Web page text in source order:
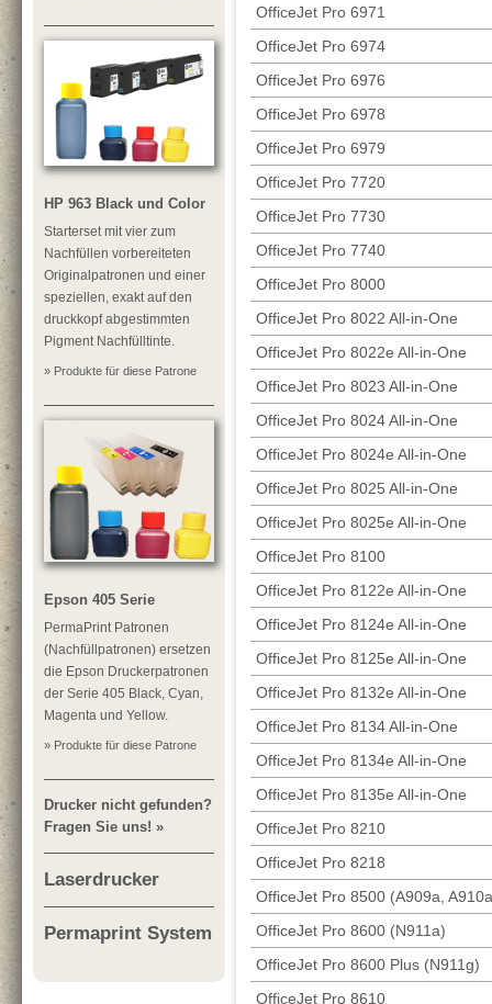
HP 963 Black und Color
Starterset mit vier zum
Nachfüllen vorbereiteten
Originalpatronen und einer
speziellen, exakt auf den
druckkopf abgestimmten
Pigment Nachfülltinte.
» Produkte für diese Patrone
Epson 405 Serie
PermaPrint Patronen
(Nachfüllpatronen) ersetzen
die Epson Druckerpatronen
der Serie 405 Black, Cyan,
Magenta und Yellow.
» Produkte für diese Patrone
Drucker nicht gefunden?
Fragen Sie uns! »
Laserdrucker
Permaprint System
OfficeJet Pro 6971
OfficeJet Pro 6974
OfficeJet Pro 6976
OfficeJet Pro 6978
OfficeJet Pro 6979
OfficeJet Pro 7720
OfficeJet Pro 7730
OfficeJet Pro 7740
OfficeJet Pro 8000
OfficeJet Pro 8022 All-in-One
OfficeJet Pro 8022e All-in-One
OfficeJet Pro 8023 All-in-One
OfficeJet Pro 8024 All-in-One
OfficeJet Pro 8024e All-in-One
OfficeJet Pro 8025 All-in-One
OfficeJet Pro 8025e All-in-One
OfficeJet Pro 8100
OfficeJet Pro 8122e All-in-One
OfficeJet Pro 8124e All-in-One
OfficeJet Pro 8125e All-in-One
OfficeJet Pro 8132e All-in-One
OfficeJet Pro 8134 All-in-One
OfficeJet Pro 8134e All-in-One
OfficeJet Pro 8135e All-in-One
OfficeJet Pro 8210
OfficeJet Pro 8218
OfficeJet Pro 8500 (A909a,
OfficeJet Pro 8600 (N911a)
OfficeJet Pro 8600 Plus (N911g)
OfficeJet Pro 8610